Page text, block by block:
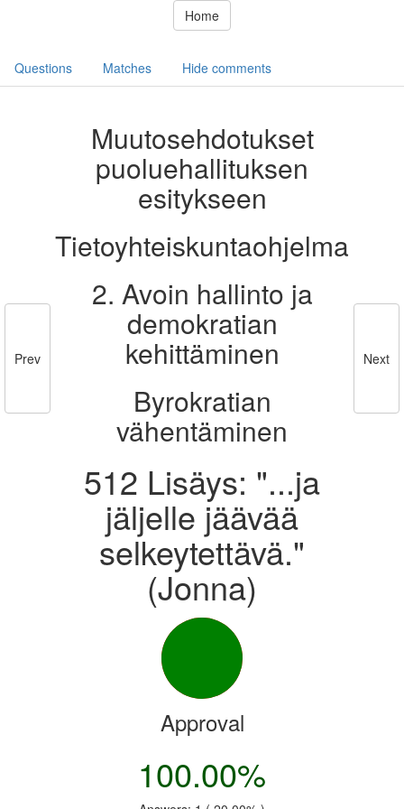
Home
Questions Matches Hide comments
Prev
Muutosehdotukset
puoluehallituksen
esitykseen
Tietoyhteiskuntaohjelma
2. Avoin hallinto ja
demokratian
kehittäminen
Byrokratian
vähentäminen
512 Lisäys: "...ja
jäljelle jäävää
selkeytettävä."
(Jonna)
Next
Approval
100.00%